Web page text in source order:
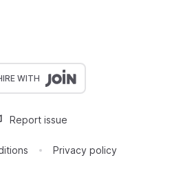
WITH
Privacy policy
Report issue